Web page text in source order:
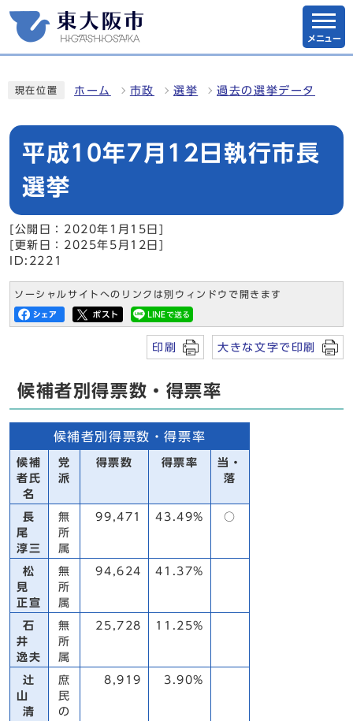
メニュー
現在位置 ホーム 市政 選挙 過去の選挙データ
平成10年7月12日執行市長
選挙
[公開日：2020年1月15日]
[更新日：2025年5月12日]
ID:2221
ソーシャルサイトへのリンクは別ウィンドウで開きます
印刷 大きな文字で印刷
候補者別得票数・得票率
候補者別得票数・得票率
候補
者氏
名
党
派
得票数 得票率
当・
落
長
尾
淳三
無
所
属
99,471 43.49% ○
松
見
正宣
無
所
属
94,624 41.37%
石
井
逸夫
無
所
属
25,728 11.25%
辻
山
清
庶
民
の
8,919 3.90%